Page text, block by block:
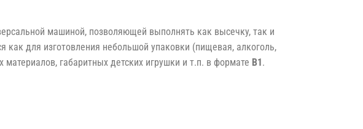
машиной, позволяющей выполнять как высечку, так и
как для изготовления небольшой упаковки (пищевая, алкоголь,
габаритных детских игрушки и т.п. в формате B1.